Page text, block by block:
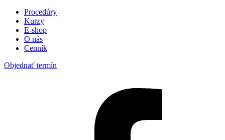
Procedúry
Kurzy
E-shop
O nás
Cenník
Objednať termín